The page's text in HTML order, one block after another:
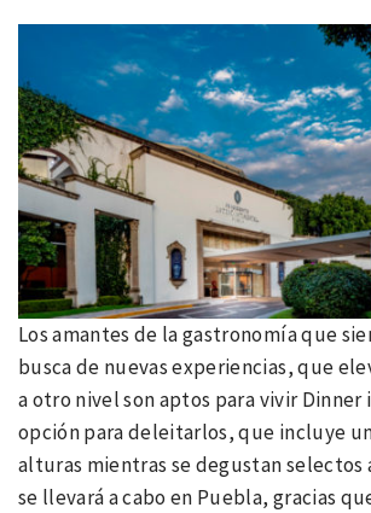
Los amantes de la gastronomía que
busca de nuevas experiencias, que
a otro nivel son aptos para vivir Dinner
opción para deleitarlos, que incluye
alturas mientras se degustan selectos
se llevará a cabo en Puebla, gracias